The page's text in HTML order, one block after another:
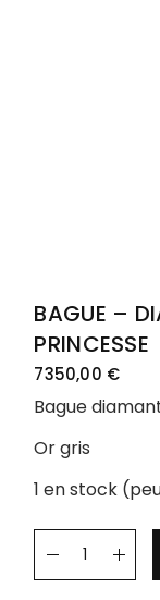
BAGUE –
PRINCESSE
7350,00 €
Bague
Or gris
1 en stock